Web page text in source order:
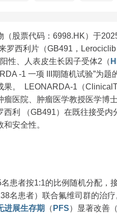
（股票代码：6998.HK）于
罗西利片（GB491，
阳性、人表皮生长因子受体2（
-1 一项 III期随机试验”为
果。 LEONARDA-1（
瘤医院、肿瘤医学教授医学博
西利 （GB491）在既往接受
和安全性。
患者按1:1的比例随机分配，
名患者）联合氟维司群的治
进展生存期 （ PFS）显著改善